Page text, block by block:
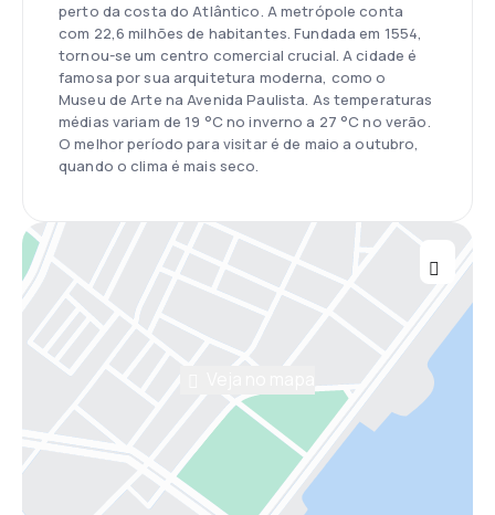
perto da costa do Atlântico. A metrópole conta
com 22,6 milhões de habitantes. Fundada em 1554,
tornou-se um centro comercial crucial. A cidade é
famosa por sua arquitetura moderna, como o
Museu de Arte na Avenida Paulista. As temperaturas
médias variam de 19 °C no inverno a 27 °C no verão.
O melhor período para visitar é de maio a outubro,
quando o clima é mais seco.